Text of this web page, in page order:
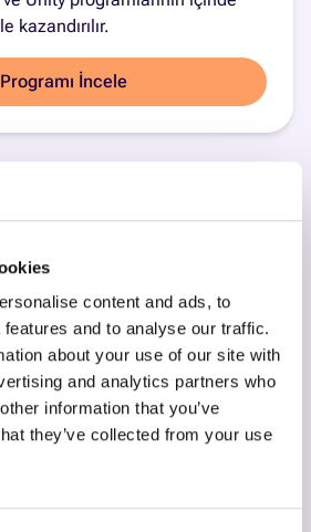
content and ads, to
and to analyse our traffic.
about your use of our site with
and analytics partners who
information that you’ve
they’ve collected from your use
kazandırılır.
Programı İncele
Kodlama